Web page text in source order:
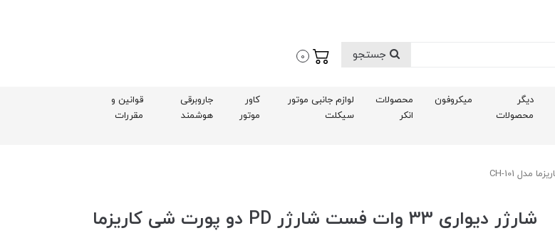
0
دیگر
محصولات
میکروفون
محصولات
انکر
لوازم جانبی موتور
سیکلت
کاور
موتور
جاروبرقی
هوشمند
قوانین و
مقررات
شارژر دیواری 33 وات فست شارژر PD دو پورت شی کاریزما